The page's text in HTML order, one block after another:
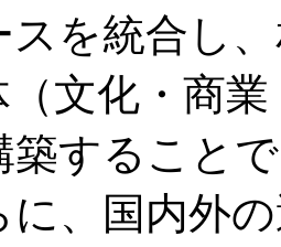
スを統合し
（文化・商
築すること
に、国内外